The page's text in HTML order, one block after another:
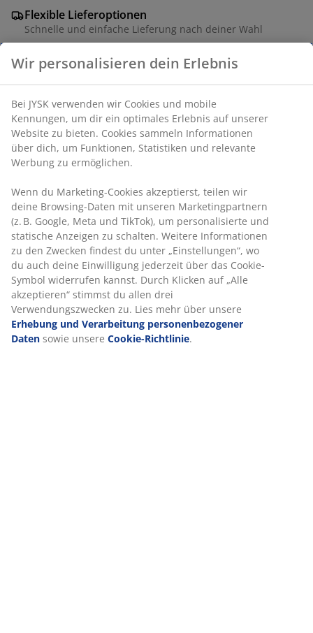
Flexible Lieferoptionen
Schnelle und einfache Lieferung nach deiner Wahl
Artikelnummer: 4700023
Produkteigenschaften
Bewertungen
(15)
Lieferung
Wir personalisieren dein Erlebnis
Bei JYSK verwenden wir Cookies und mobile
Kennungen, um dir ein optimales Erlebnis auf unserer
Website zu bieten. Cookies sammeln Informationen
über dich, um Funktionen, Statistiken und relevante
Werbung zu ermöglichen.
Wenn du Marketing-Cookies akzeptierst, teilen wir
deine Browsing-Daten mit unseren Marketingpartnern
(z. B. Google, Meta und TikTok), um personalisierte und
statische Anzeigen zu schalten. Weitere Informationen
zu den Zwecken findest du unter „Einstellungen“, wo
du auch deine Einwilligung jederzeit über das Cookie-
Symbol widerrufen kannst. Durch Klicken auf „Alle
akzeptieren“ stimmst du allen drei
Verwendungszwecken zu. Lies mehr über unsere
Erhebung und Verarbeitung personenbezogener
Daten sowie unsere Cookie-Richtlinie.